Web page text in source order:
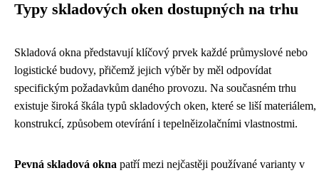
Typy skladových oken dostupných na trhu
Skladová okna představují klíčový prvek každé průmyslové nebo
logistické budovy, přičemž jejich výběr by měl odpovídat
specifickým požadavkům daného provozu. Na současném trhu
existuje široká škála typů skladových oken, které se liší materiálem,
konstrukcí, způsobem otevírání i tepelněizolačními vlastnostmi.
Pevná skladová okna patří mezi nejčastěji používané varianty v